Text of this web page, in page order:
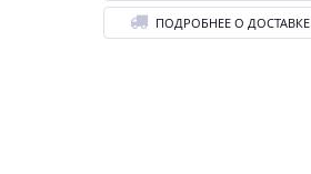
ПОДРОБНЕЕ О ДОСТАВКЕ